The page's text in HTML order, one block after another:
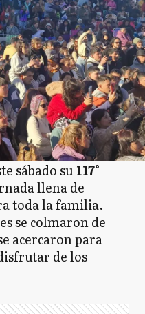
sábado su117°
llena de
toda la familia.
se colmaron de
acercaron para
de los